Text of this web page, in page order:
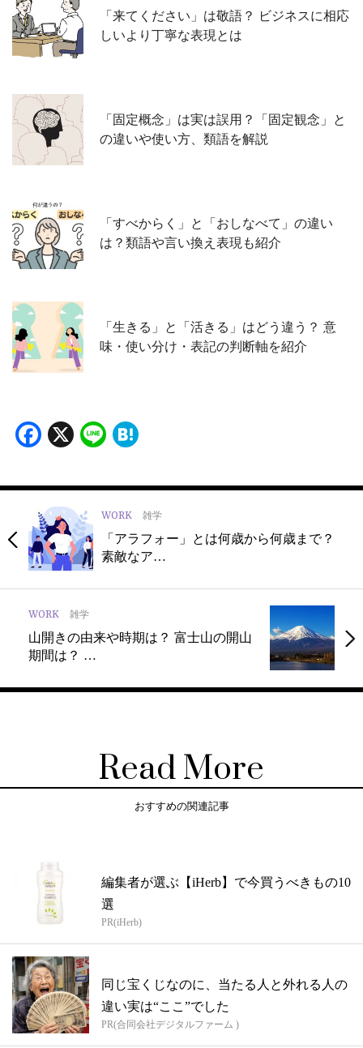
「来てください」は敬語？ ビジネスに相応
しいより丁寧な表現とは
「固定概念」は実は誤用？「固定観念」と
の違いや使い方、類語を解説
「すべからく」と「おしなべて」の違い
は？類語や言い換え表現も紹介
「生きる」と「活きる」はどう違う？ 意
味・使い分け・表記の判断軸を紹介
Facebook
X Line
WORK 雑学
「アラフォー」とは何歳から何歳まで？
素敵なア…
WORK 雑学
山開きの由来や時期は？ 富士山の開山
期間は？ …
Read More
おすすめの関連記事
編集者が選ぶ【iHerb】で今買うべきもの10
選
PR(iHerb)
同じ宝くじなのに、当たる人と外れる人の
違い実は“ここ”でした
PR(合同会社デジタルファーム )